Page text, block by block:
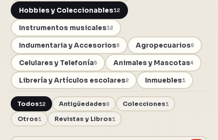
Hobbies y Coleccionables12
Instrumentos musicales12
Indumentaria y Accesorios8 Agropecuarios6
Celulares y Telefonía5 Animales y Mascotas4
Librería y Artículos escolares2 Inmuebles1
Todos12 Antigüedades9 Colecciones1
Otros1 Revistas y Libros1